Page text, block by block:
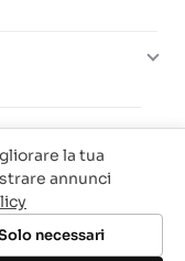
la tua
annunci
necessari